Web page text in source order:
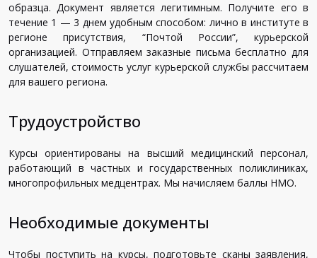
образца. Документ является легитимным. Получите его в
течение 1 — 3 днем удобным способом: лично в институте в
регионе присутствия, “Почтой России”, курьерской
организацией. Отправляем заказные письма бесплатно для
слушателей, стоимость услуг курьерской службы рассчитаем
для вашего региона.
Трудоустройство
Курсы ориентированы на высший медицинский персонал,
работающий в частных и государственных поликлиниках,
многопрофильных медцентрах. Мы начисляем баллы НМО.
Необходимые документы
Чтобы поступить на курсы, подготовьте сканы заявления,